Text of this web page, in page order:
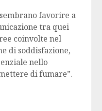
favorire a
tra quei
coinvolte nel
di soddisfazione,
nello
di fumare”.